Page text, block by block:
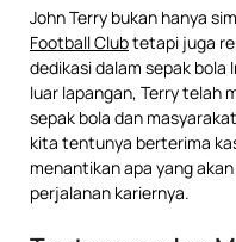
John Terry bukan hanya
Football Clubtetapi juga
dedikasi dalam sepak bola
luar lapangan, Terry telah
sepak bola dan
kita tentunya berterima
menantikan apa yang
perjalanan kariernya.